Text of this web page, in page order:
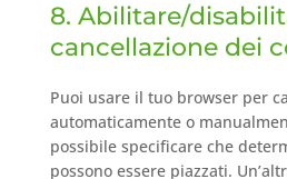
8. Abilitare/
cancellazione dei
Puoi usare il tuo browser per
automaticamente o
possibile specificare che
possono essere piazzati.